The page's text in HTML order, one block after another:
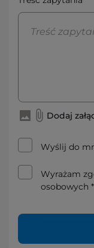
Dodaj
Wyślij do
Wyrażam
osobowych *